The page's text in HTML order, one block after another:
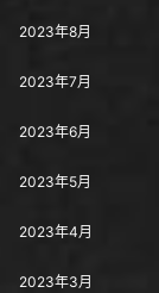
2023年8月
2023年7月
2023年6月
2023年5月
2023年4月
2023年3月